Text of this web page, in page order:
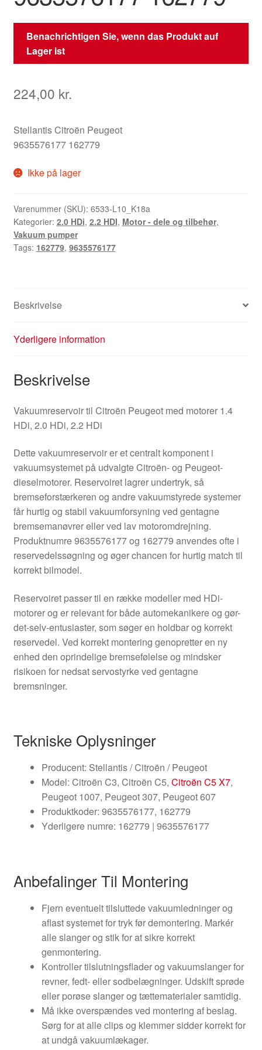
Benachrichtigen Sie, wenn das Produkt auf
Lager ist
224,00 kr.
Stellantis Citroën Peugeot
9635576177 162779
Ikke på lager
Varenummer (SKU): 6533-L10_K18a
Kategorier: 2.0 HDi, 2.2 HDI, Motor - dele og tilbehør,
Vakuum pumper
Tags: 162779, 9635576177
Beskrivelse
Yderligere information
Beskrivelse
Vakuumreservoir til Citroën Peugeot med motorer 1.4
HDi, 2.0 HDi, 2.2 HDi
Dette vakuumreservoir er et centralt komponent i
vakuumsystemet på udvalgte Citroën- og Peugeot-
dieselmotorer. Reservoiret lagrer undertryk, så
bremseforstærkeren og andre vakuumstyrede systemer
får hurtig og stabil vakuumforsyning ved gentagne
bremsemanøvrer eller ved lav motoromdrejning.
Produktnumre 9635576177 og 162779 anvendes ofte i
reservedelssøgning og øger chancen for hurtig match til
korrekt bilmodel.
Reservoiret passer til en række modeller med HDi-
motorer og er relevant for både automekanikere og gør-
det-selv-entusiaster, som søger en holdbar og korrekt
reservedel. Ved korrekt montering genopretter en ny
enhed den oprindelige bremsefølelse og mindsker
risikoen for nedsat servostyrke ved gentagne
bremsninger.
Tekniske Oplysninger
Producent: Stellantis / Citroën / Peugeot
Model: Citroën C3, Citroën C5, Citroën C5 X7,
Peugeot 1007, Peugeot 307, Peugeot 607
Produktkoder: 9635576177, 162779
Yderligere numre: 162779 | 9635576177
Anbefalinger Til Montering
Fjern eventuelt tilsluttede vakuumledninger og
aflast systemet for tryk før demontering. Markér
alle slanger og stik for at sikre korrekt
genmontering.
Kontroller tilslutningsflader og vakuumslanger for
revner, fedt- eller sodbelægninger. Udskift sprøde
eller porøse slanger og tættematerialer samtidig.
Må ikke overspændes ved montering af beslag.
Sørg for at alle clips og klemmer sidder korrekt for
at undgå vakuumlækager.